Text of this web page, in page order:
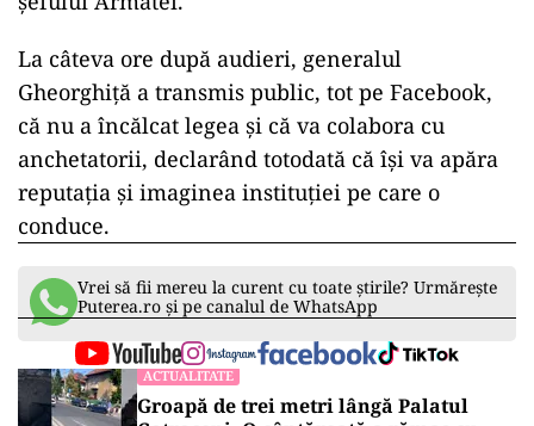
unor oficiali militari și ulterior încadrate ca
ofițeri în MApN.
Vlad Gheorghiță a fost numit în funcție în 2023,
prin decret prezidențial, iar mandatul său
urmează să se încheie anul viitor. De cealaltă
parte, generalul Iulian Berdilă, vizat și el de
anchetă, a ocupat anterior funcția de șef al
Forțelor Terestre și este în prezent adjunct al
șefului Armatei.
La câteva ore după audieri, generalul